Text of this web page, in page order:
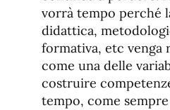
vorrà tempo perché
didattica,
formativa, etc venga
come una delle
costruire
tempo, come